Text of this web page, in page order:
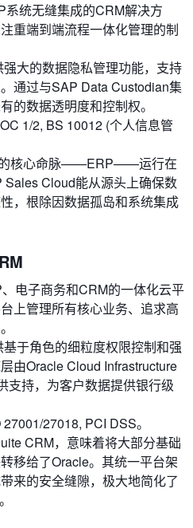
系统无缝集成的CRM解决方
重端到端流程一体化管理的制
强大的数据隐私管理功能，支持
通过与SAP Data Custodian集
的数据透明度和控制权。
1/2, BS 10012 (个人信息管
的核心命脉——ERP——运行在
Cloud能从源头上确保数
，根除因数据孤岛和系统集成
电子商务和CRM的一体化云平
上管理所有核心业务、追求高
基于角色的细粒度权限控制和强
由Oracle Cloud Infrastructure
支持，为客户数据提供银行级
27018, PCI DSS。
CRM，意味着将大部分基础
移给了Oracle。其统一平台架
来的安全缝隙，极大地简化了